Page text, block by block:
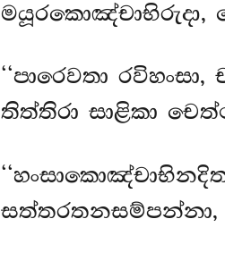
මයූරකොඤ්චාභිරුදා,
‘‘පාරෙවතා
තිත්තිරා සාළිකා
සත්තරතනසම්පන්නා,